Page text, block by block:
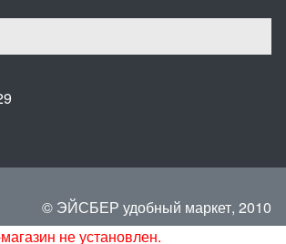
© ЭЙСБЕР удобный маркет, 2010
не установлен.